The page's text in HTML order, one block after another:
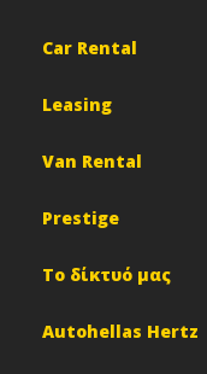
Car Rental
Leasing
Van Rental
Prestige
Το δίκτυό μας
Autohellas Hertz